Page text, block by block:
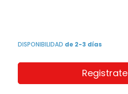
DISPONIBILIDAD de 2-3 días
Registrate